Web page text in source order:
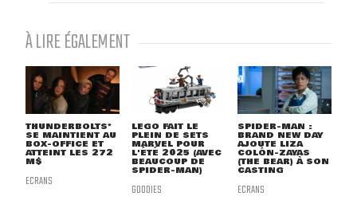
À LIRE ÉGALEMENT
THUNDERBOLTS*
SE MAINTIENT AU
BOX-OFFICE ET
ATTEINT LES 272
M$
ECRANS
LEGO FAIT LE
PLEIN DE SETS
MARVEL POUR
L'ÉTÉ 2025 (AVEC
BEAUCOUP DE
SPIDER-MAN)
GOODIES
SPIDER-MAN :
BRAND NEW DAY
AJOUTE LIZA
COLÓN-ZAYAS
(THE BEAR) À SON
CASTING
ECRANS